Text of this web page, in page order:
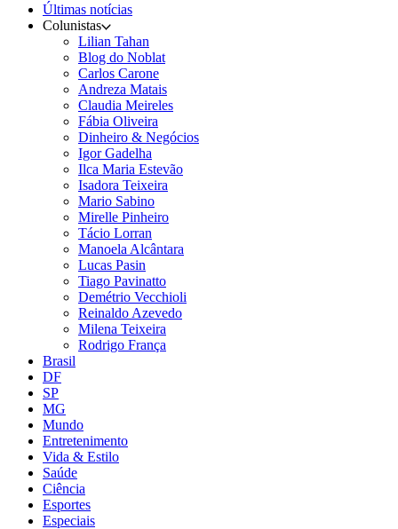
Últimas notícias
Colunistas
Lilian Tahan
Blog do Noblat
Carlos Carone
Andreza Matais
Claudia Meireles
Fábia Oliveira
Dinheiro & Negócios
Igor Gadelha
Ilca Maria Estevão
Isadora Teixeira
Mario Sabino
Mirelle Pinheiro
Tácio Lorran
Manoela Alcântara
Lucas Pasin
Tiago Pavinatto
Demétrio Vecchioli
Reinaldo Azevedo
Milena Teixeira
Rodrigo França
Brasil
DF
SP
MG
Mundo
Entretenimento
Vida & Estilo
Saúde
Ciência
Esportes
Especiais